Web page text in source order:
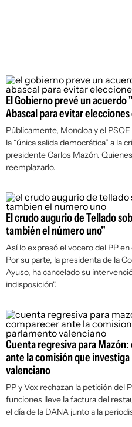
El Gobierno prevé un
Abascal para evitar
Públicamente, Moncloa y el
la “única salida democrática” a la
presidente Carlos Mazón.
reemplazarlo.
El crudo augurio de Tellado
también el número uno"
Así lo expresó el vocero del PP
Por su parte, la presidenta de la
Ayuso, ha cancelado su
indisposición".
Cuenta regresiva para
ante la comisión que
valenciano
PP y Vox rechazan la petición del
funciones lleve la factura del
el día de la DANA junto a la